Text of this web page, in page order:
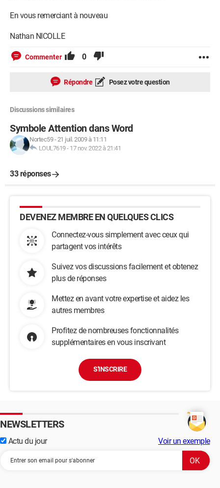
En vous remerciant à nouveau
Nathan NICOLLE
Commenter 0
Répondre Posez votre question
Discussions similaires
Symbole Attention dans Word
Nortec59-21 juil. 2009 à 11:11
LOUL7619- 17 nov. 2022 à 21:41
33 réponses
DEVENEZ MEMBRE EN QUELQUES CLICS
Connectez-vous simplement avec ceux qui
partagent vos intérêts
Suivez vos discussions facilement et obtenez
plus de réponses
Mettez en avant votre expertise et aidez les
autres membres
Profitez de nombreuses fonctionnalités
supplémentaires en vous inscrivant
S'INSCRIRE
NEWSLETTERS
Actu du jour Voir un exemple